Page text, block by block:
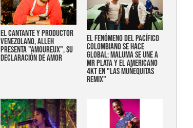
EL CANTANTE Y PRODUCTOR
VENEZOLANO, ALLEH
PRESENTA "AMOUREUX", SU
DECLARACIÓN DE AMOR
EL FENÓMENO DEL PACÍFICO
COLOMBIANO SE HACE
GLOBAL: MALUMA SE UNE A
MR PLATA Y EL AMERICANO
4KT EN "LAS MUÑEQUITAS
REMIX"